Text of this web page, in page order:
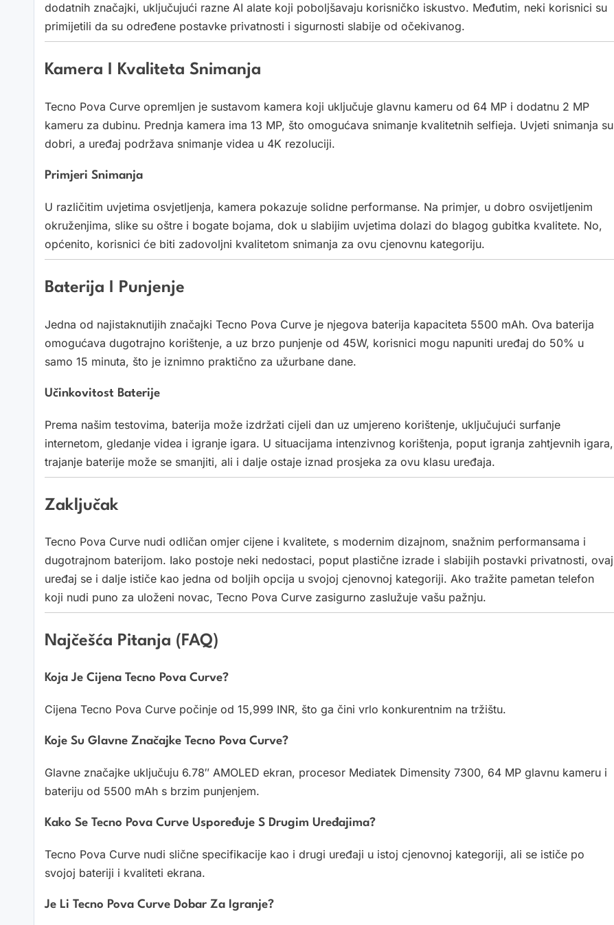
dodatnih značajki, uključujući razne AI alate koji poboljšavaju korisničko iskustvo. Međutim, neki korisnici su
primijetili da su određene postavke privatnosti i sigurnosti slabije od očekivanog.
Kamera I Kvaliteta Snimanja
Tecno Pova Curve opremljen je sustavom kamera koji uključuje glavnu kameru od 64 MP i dodatnu 2 MP
kameru za dubinu. Prednja kamera ima 13 MP, što omogućava snimanje kvalitetnih selfieja. Uvjeti snimanja su
dobri, a uređaj podržava snimanje videa u 4K rezoluciji.
Primjeri Snimanja
U različitim uvjetima osvjetljenja, kamera pokazuje solidne performanse. Na primjer, u dobro osvijetljenim
okruženjima, slike su oštre i bogate bojama, dok u slabijim uvjetima dolazi do blagog gubitka kvalitete. No,
općenito, korisnici će biti zadovoljni kvalitetom snimanja za ovu cjenovnu kategoriju.
Baterija I Punjenje
Jedna od najistaknutijih značajki Tecno Pova Curve je njegova baterija kapaciteta 5500 mAh. Ova baterija
omogućava dugotrajno korištenje, a uz brzo punjenje od 45W, korisnici mogu napuniti uređaj do 50% u
samo 15 minuta, što je iznimno praktično za užurbane dane.
Učinkovitost Baterije
Prema našim testovima, baterija može izdržati cijeli dan uz umjereno korištenje, uključujući surfanje
internetom, gledanje videa i igranje igara. U situacijama intenzivnog korištenja, poput igranja zahtjevnih igara,
trajanje baterije može se smanjiti, ali i dalje ostaje iznad prosjeka za ovu klasu uređaja.
Zaključak
Tecno Pova Curve nudi odličan omjer cijene i kvalitete, s modernim dizajnom, snažnim performansama i
dugotrajnom baterijom. Iako postoje neki nedostaci, poput plastične izrade i slabijih postavki privatnosti, ovaj
uređaj se i dalje ističe kao jedna od boljih opcija u svojoj cjenovnoj kategoriji. Ako tražite pametan telefon
koji nudi puno za uloženi novac, Tecno Pova Curve zasigurno zaslužuje vašu pažnju.
Najčešća Pitanja (FAQ)
Koja Je Cijena Tecno Pova Curve?
Cijena Tecno Pova Curve počinje od 15,999 INR, što ga čini vrlo konkurentnim na tržištu.
Koje Su Glavne Značajke Tecno Pova Curve?
Glavne značajke uključuju 6.78″ AMOLED ekran, procesor Mediatek Dimensity 7300, 64 MP glavnu kameru i
bateriju od 5500 mAh s brzim punjenjem.
Kako Se Tecno Pova Curve Uspoređuje S Drugim Uređajima?
Tecno Pova Curve nudi slične specifikacije kao i drugi uređaji u istoj cjenovnoj kategoriji, ali se ističe po
svojoj bateriji i kvaliteti ekrana.
Je Li Tecno Pova Curve Dobar Za Igranje?